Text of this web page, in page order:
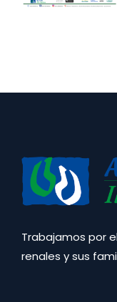
Trabajamos por
renales y sus